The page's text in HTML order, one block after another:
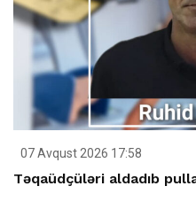
07 Avqust 2026 17:58
Təqaüdçüləri aldadıb